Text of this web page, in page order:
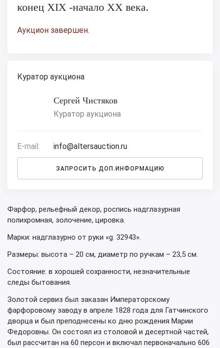
конец ХIХ -начало ХХ века.
Аукцион завершен.
Куратор аукциона
Сергей Чистяков
Куратор аукциона
E-mail: info@altersauction.ru
ЗАПРОСИТЬ ДОП.ИНФОРМАЦИЮ
Фарфор, рельефный декор, роспись надглазурная
полихромная, золочение, цировка.
Марки: надглазурно от руки «g. 32943».
Размеры: высота – 20 см, диаметр по ручкам – 23,5 см.
Состояние: в хорошей сохранности, незначительные
следы бытования.
Золотой сервиз был заказан Императорскому
фарфоровому заводу в апреле 1828 года для Гатчинского
дворца и был преподнесены ко дню рождения Марии
Федоровны. Он состоял из столовой и десертной частей,
был рассчитан на 60 персон и включал первоначально 606